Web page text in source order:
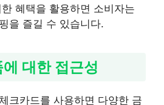
혜택을 활용하면 소비자는
을 즐길 수 있습니다.
대한 접근성
크카드를 사용하면 다양한 금